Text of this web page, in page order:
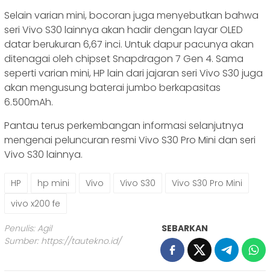
Selain varian mini, bocoran juga menyebutkan bahwa
seri Vivo S30 lainnya akan hadir dengan layar OLED
datar berukuran 6,67 inci. Untuk dapur pacunya akan
ditenagai oleh chipset Snapdragon 7 Gen 4. Sama
seperti varian mini, HP lain dari jajaran seri Vivo S30 juga
akan mengusung baterai jumbo berkapasitas
6.500mAh.
Pantau terus perkembangan informasi selanjutnya
mengenai peluncuran resmi Vivo S30 Pro Mini dan seri
Vivo S30 lainnya.
HP hp mini Vivo Vivo S30
Vivo S30 Pro Mini
vivo x200 fe
Penulis: Agil
Sumber: https://tautekno.id/
SEBARKAN